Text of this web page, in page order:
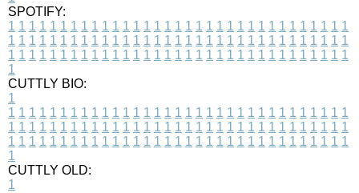
SPOTIFY:
1 1 1 1 1 1 1 1 1 1 1 1 1 1 1 1 1 1 1 1 1 1 1 1 1 1 1 1 1 1 1 1 1
1 1 1 1 1 1 1 1 1 1 1 1 1 1 1 1 1 1 1 1 1 1 1 1 1 1 1 1 1 1 1 1 1
1 1 1 1 1 1 1 1 1 1 1 1 1 1 1 1 1 1 1 1 1 1 1 1 1 1 1 1 1 1 1 1 1
1
CUTTLY BIO:
1
1 1 1 1 1 1 1 1 1 1 1 1 1 1 1 1 1 1 1 1 1 1 1 1 1 1 1 1 1 1 1 1 1
1 1 1 1 1 1 1 1 1 1 1 1 1 1 1 1 1 1 1 1 1 1 1 1 1 1 1 1 1 1 1 1 1
1 1 1 1 1 1 1 1 1 1 1 1 1 1 1 1 1 1 1 1 1 1 1 1 1 1 1 1 1 1 1 1 1
1
CUTTLY OLD:
1